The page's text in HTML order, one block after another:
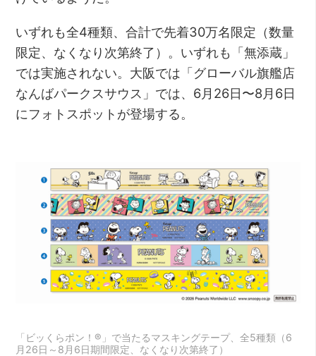
いずれも全4種類、合計で先着30万名限定（数量
限定、なくなり次第終了）。いずれも「無添蔵」
では実施されない。大阪では「グローバル旗艦店
なんばパークスサウス」では、6月26日〜8月6日
にフォトスポットが登場する。
「ビッくらポン！®」で当たるマスキングテープ、全5種類（6
月26日～8月6日期間限定、なくなり次第終了）